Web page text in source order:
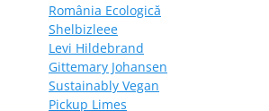
România Ecologică
Shelbizleee
Levi Hildebrand
Gittemary Johansen
Sustainably Vegan
Pickup Limes